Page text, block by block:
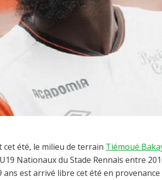
cet été, le milieu de terrain Tiémoué
Nationaux du Stade Rennais entre
ans est arrivé libre cet été en